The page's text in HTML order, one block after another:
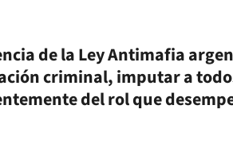
de la Ley Antimafia
criminal, imputar a
del rol que